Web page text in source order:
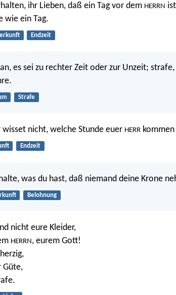
ihr Lieben, daß ein Tag vor dem HERRN
wie ein Tag.
Endzeit
es sei zu rechter Zeit oder zur Unzeit;
Strafe
nicht, welche Stunde euer HERR
Endzeit
was du hast, daß niemand deine Krone
Belohnung
nicht eure Kleider,
HERRN, eurem Gott!
Güte,